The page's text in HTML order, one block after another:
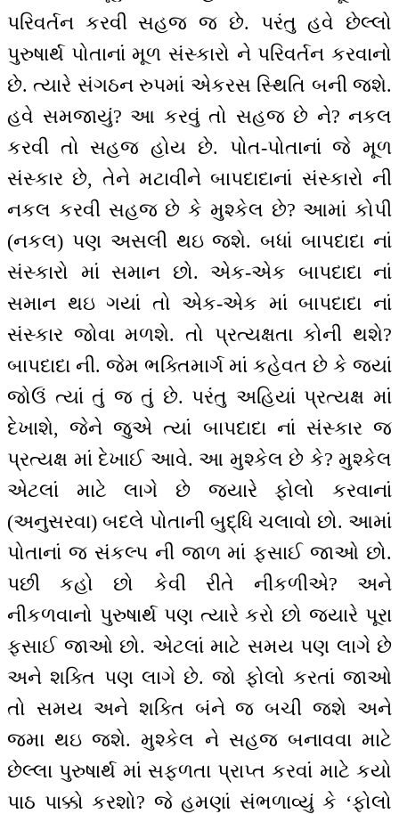
પરિવર્તન કરવી સહજ જ છે. પરંતુ હવે છેલ્લો
પુરુષાર્થ પોતાનાં મૂળ સંસ્કારો ને પરિવર્તન કરવાનો
છે. ત્યારે સંગઠન રુપમાં એકરસ સ્થિતિ બની જશે.
હવે સમજાયું? આ કરવું તો સહજ છે ને? નકલ
કરવી તો સહજ હોય છે. પોત-પોતાનાં જે મૂળ
સંસ્કાર છે, તેને મટાવીને બાપદાદાનાં સંસ્કારો ની
નકલ કરવી સહજ છે કે મુશ્કેલ છે? આમાં કોપી
(નકલ) પણ અસલી થઇ જશે. બધાં બાપદાદા નાં
સંસ્કારો માં સમાન છો. એક-એક બાપદાદા નાં
સમાન થઇ ગયાં તો એક-એક માં બાપદાદા નાં
સંસ્કાર જોવા મળશે. તો પ્રત્યક્ષતા કોની થશે?
બાપદાદા ની. જેમ ભક્તિમાર્ગ માં કહેવત છે કે જ્યાં
જોઉં ત્યાં તું જ તું છે. પરંતુ અહિયાં પ્રત્યક્ષ માં
દેખાશે, જેને જુએ ત્યાં બાપદાદા નાં સંસ્કાર જ
પ્રત્યક્ષ માં દેખાઈ આવે. આ મુશ્કેલ છે કે? મુશ્કેલ
એટલાં માટે લાગે છે જયારે ફોલો કરવાનાં
(અનુસરવા) બદલે પોતાની બુદ્ધિ ચલાવો છો. આમાં
પોતાનાં જ સંકલ્પ ની જાળ માં ફસાઈ જાઓ છો.
પછી કહો છો કેવી રીતે નીકળીએ? અને
નીકળવાનો પુરુષાર્થ પણ ત્યારે કરો છો જયારે પૂરા
ફસાઈ જાઓ છો. એટલાં માટે સમય પણ લાગે છે
અને શક્તિ પણ લાગે છે. જો ફોલો કરતાં જાઓ
તો સમય અને શક્તિ બંને જ બચી જશે અને
જમા થઇ જશે. મુશ્કેલ ને સહજ બનાવવા માટે
છેલ્લા પુરુષાર્થ માં સફળતા પ્રાપ્ત કરવાં માટે કયો
પાઠ પાક્કો કરશો? જે હમણાં સંભળાવ્યું કે ‘ફોલો